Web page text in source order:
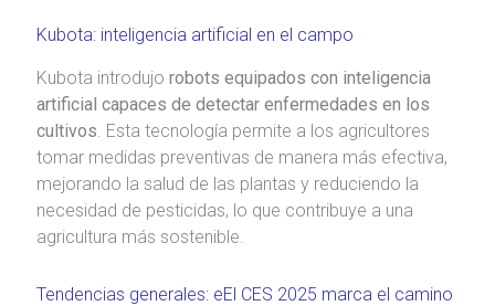
Kubota: inteligencia artificial en el campo
Kubota introdujo robots equipados con inteligencia
artificial capaces de detectar enfermedades en los
cultivos . Esta tecnología permite a los agricultores
tomar medidas preventivas de manera más efectiva,
mejorando la salud de las plantas y reduciendo la
necesidad de pesticidas, lo que contribuye a una
agricultura más sostenible.
Tendencias generales: eEl CES 2025 marca el camino